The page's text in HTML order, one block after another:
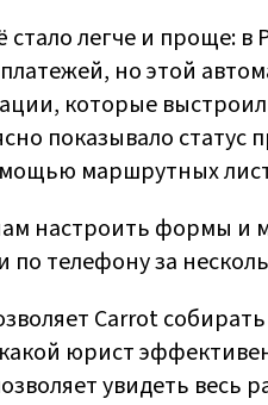
стало легче и проще:
но этой
которые
показывало
маршрутных
настроить формы и
телефону за
Carrot
юрист
увидеть весь